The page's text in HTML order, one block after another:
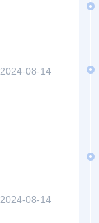
2024-08-14
2024-08-14